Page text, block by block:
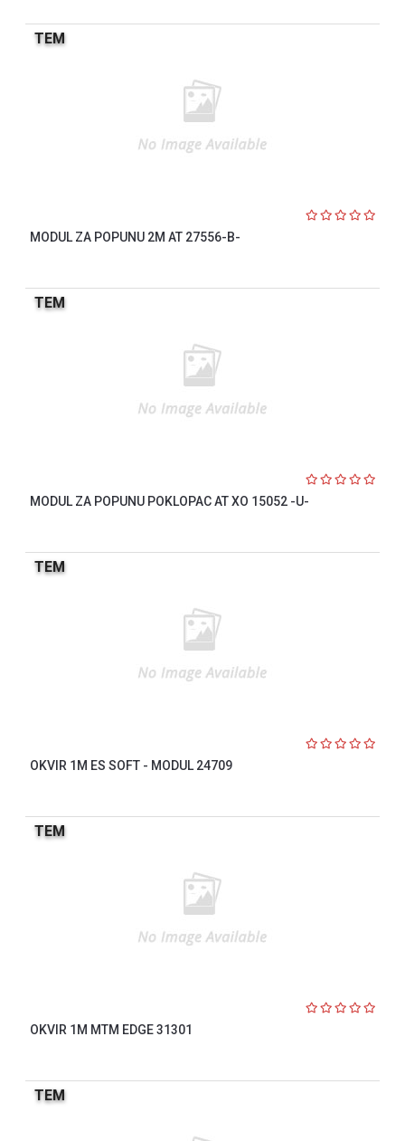
TEM
MODUL ZA POPUNU 2M AT 27556-B-
TEM
MODUL ZA POPUNU POKLOPAC AT XO 15052 -U-
TEM
OKVIR 1M ES SOFT - MODUL 24709
TEM
OKVIR 1M MTM EDGE 31301
TEM